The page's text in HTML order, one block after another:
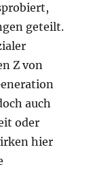
geteilt.
Z von
auch
oder
hier